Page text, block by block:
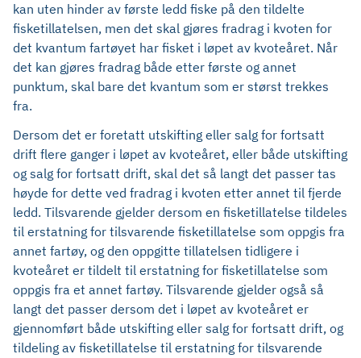
kan uten hinder av første ledd fiske på den tildelte
fisketillatelsen, men det skal gjøres fradrag i kvoten for
det kvantum fartøyet har fisket i løpet av kvoteåret. Når
det kan gjøres fradrag både etter første og annet
punktum, skal bare det kvantum som er størst trekkes
fra.
Dersom det er foretatt utskifting eller salg for fortsatt
drift flere ganger i løpet av kvoteåret, eller både utskifting
og salg for fortsatt drift, skal det så langt det passer tas
høyde for dette ved fradrag i kvoten etter annet til fjerde
ledd. Tilsvarende gjelder dersom en fisketillatelse tildeles
til erstatning for tilsvarende fisketillatelse som oppgis fra
annet fartøy, og den oppgitte tillatelsen tidligere i
kvoteåret er tildelt til erstatning for fisketillatelse som
oppgis fra et annet fartøy. Tilsvarende gjelder også så
langt det passer dersom det i løpet av kvoteåret er
gjennomført både utskifting eller salg for fortsatt drift, og
tildeling av fisketillatelse til erstatning for tilsvarende